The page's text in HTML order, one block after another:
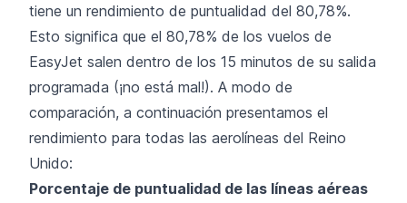
tiene un rendimiento de puntualidad del 80,78%.
Esto significa que el 80,78% de los vuelos de
EasyJet salen dentro de los 15 minutos de su salida
programada (¡no está mal!). A modo de
comparación, a continuación presentamos el
rendimiento para todas las aerolíneas del Reino
Unido:
Porcentaje de puntualidad de las líneas aéreas